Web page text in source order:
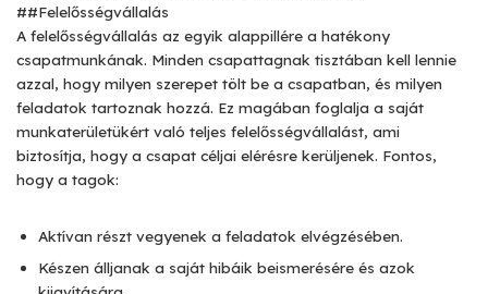
##Felelősségvállalás
A felelősségvállalás az egyik alappillére a hatékony
csapatmunkának. Minden csapattagnak tisztában kell lennie
azzal, hogy milyen szerepet tölt be a csapatban, és milyen
feladatok tartoznak hozzá. Ez magában foglalja a saját
munkaterületükért való teljes felelősségvállalást, ami
biztosítja, hogy a csapat céljai elérésre kerüljenek. Fontos,
hogy a tagok:
Aktívan részt vegyenek a feladatok elvégzésében.
Készen álljanak a saját hibáik beismerésére és azok